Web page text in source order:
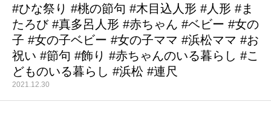
#ひな祭り #桃の節句 #木目込人形 #人形 #ま
たろび #真多呂人形 #赤ちゃん #ベビー #女の
子 #女の子ベビー #女の子ママ #浜松ママ #お
祝い #節句 #飾り #赤ちゃんのいる暮らし #こ
どものいる暮らし #浜松 #連尺
2021.12.30